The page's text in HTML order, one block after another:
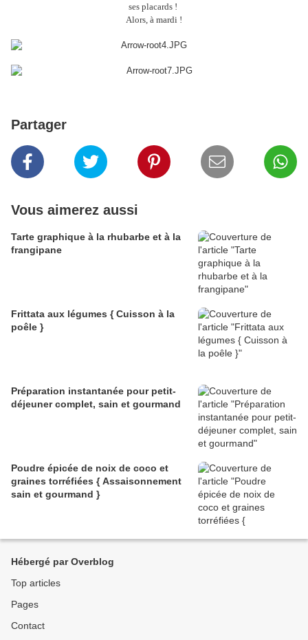
ses placards !
Alors, à mardi !
Partager
Vous aimerez aussi
Tarte graphique à la rhubarbe et à la
frangipane
Frittata aux légumes { Cuisson à la
poêle }
Préparation instantanée pour petit-
déjeuner complet, sain et gourmand
Poudre épicée de noix de coco et
graines torréfiées { Assaisonnement
sain et gourmand }
Hébergé par Overblog
Top articles
Pages
Contact